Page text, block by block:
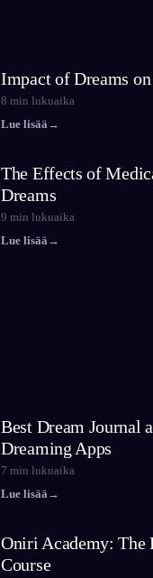
Impact of Dreams
8 min lukuaika
Lue lisää →
The Effects of
Dreams
9 min lukuaika
Lue lisää →
Best Dream Journal
Dreaming Apps
7 min lukuaika
Lue lisää →
Oniri Academy: The
Course